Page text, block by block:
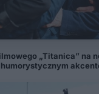
„Titanica” na